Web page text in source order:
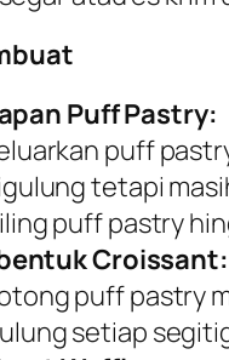
Puff Pastry:
puff
tetapi
puff pastry
Croissant:
puff pastry
setiap